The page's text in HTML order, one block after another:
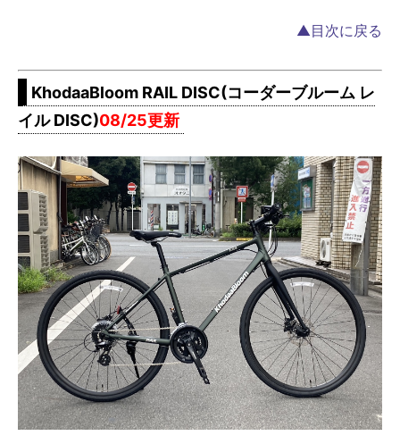
▲目次に戻る
KhodaaBloom RAIL DISC(コーダーブルーム レ
イル DISC)08/25更新